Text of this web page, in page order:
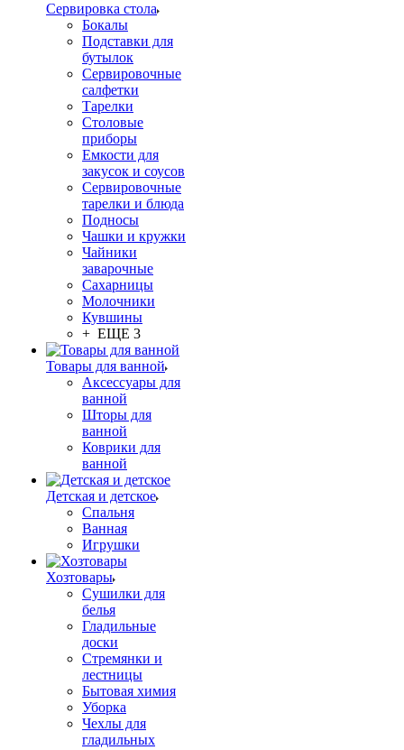
Сервировка стола
Бокалы
Подставки для
бутылок
Сервировочные
салфетки
Тарелки
Столовые
приборы
Емкости для
закусок и соусов
Сервировочные
тарелки и блюда
Подносы
Чашки и кружки
Чайники
заварочные
Сахарницы
Молочники
Кувшины
+ ЕЩЕ 3
Товары для ванной
Аксессуары для
ванной
Шторы для
ванной
Коврики для
ванной
Детская и детское
Спальня
Ванная
Игрушки
Хозтовары
Сушилки для
белья
Гладильные
доски
Стремянки и
лестницы
Бытовая химия
Уборка
Чехлы для
гладильных